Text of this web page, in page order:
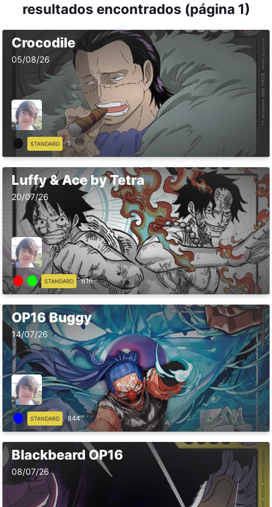
resultados encontrados (página 1)
Crocodile
05/08/26
STANDARD 1
Luffy & Ace by Tetra
20/07/26
STANDARD 616
OP16 Buggy
14/07/26
STANDARD 844
Blackbeard OP16
08/07/26